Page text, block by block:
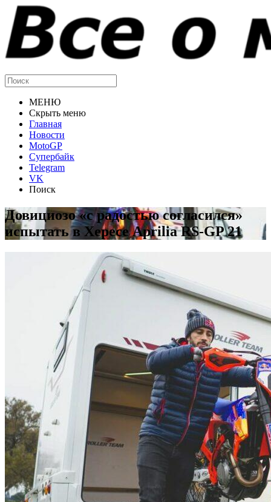
МЕНЮ
Скрыть меню
Главная
Новости
MotoGP
Супербайк
Telegram
VK
Поиск
Довициозо «с радостью согласился»
испытать в Хересе Aprilia RS-GP 21